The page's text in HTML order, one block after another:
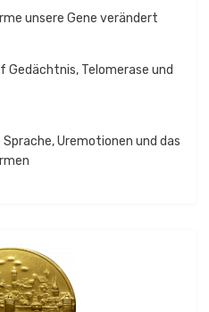
unsere Gene verändert
Gedächtnis, Telomerase und
Sprache, Uremotionen und das